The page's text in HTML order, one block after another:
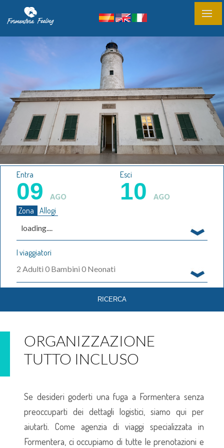
Entra
09 AGO
Esci
10 AGO
Zona Allogi
loading....
I viaggiatori
2 Adulti 0 Bambini 0 Neonati
ORGANIZZAZIONE
TUTTO INCLUSO
Se desideri goderti una fuga a Formentera senza
preoccuparti dei dettagli logistici, siamo qui per
aiutarti. Come agenzia di viaggi specializzata in
Formentera, ci occupiamo di tutte le prenotazioni e